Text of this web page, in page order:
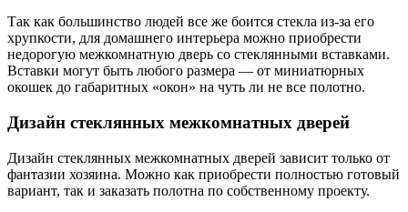
Так как большинство людей все же боится стекла из-за его
хрупкости, для домашнего интерьера можно приобрести
недорогую межкомнатную дверь со стеклянными вставками.
Вставки могут быть любого размера — от миниатюрных
окошек до габаритных «окон» на чуть ли не все полотно.
Дизайн стеклянных межкомнатных дверей
Дизайн стеклянных межкомнатных дверей зависит только от
фантазии хозяина. Можно как приобрести полностью готовый
вариант, так и заказать полотна по собственному проекту.